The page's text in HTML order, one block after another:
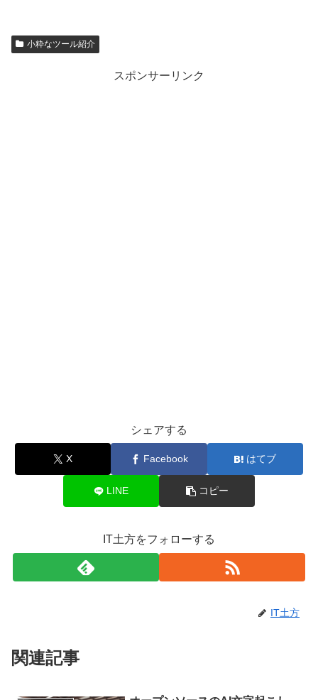
小粋なツール紹介
スポンサーリンク
シェアする
X Facebook はてブ
LINE コピー
IT土方をフォローする
IT土方
関連記事